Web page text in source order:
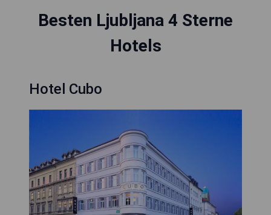
Besten Ljubljana 4 Sterne
Hotels
Hotel Cubo